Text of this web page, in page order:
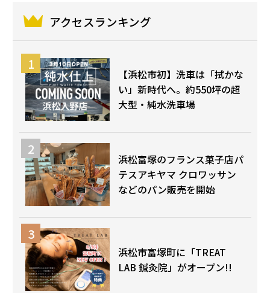
アクセスランキング
【浜松市初】洗車は「拭かな
い」新時代へ。約550坪の超
大型・純水洗車場
浜松富塚のフランス菓子店パ
テスアキヤマ クロワッサン
などのパン販売を開始
浜松市富塚町に「TREAT
LAB 鍼灸院」がオープン!!